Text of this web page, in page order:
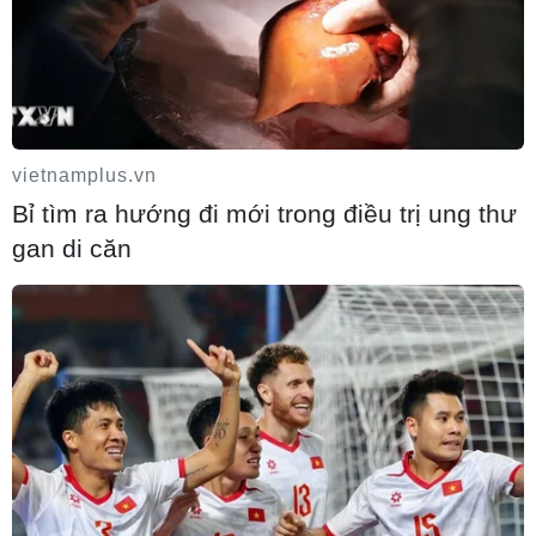
Kayabuki no Sato - ngôi làng cổ mang vẻ
đẹp mộc mạc, nguyên sơ của Kyoto
04/08/2026 10:40
Đánh thức tiềm năng du lịch cộng đồng từ
cánh rừng ngập nước nguyên sơ duy nhất
ở Đắk Lắk
04/08/2026 09:47
Hơn 400 tác phẩm gốm tâm linh được
trưng bày trên đỉnh núi Bà Đen trong
tháng 8
vietnamplus.vn
Bỉ tìm ra hướng đi mới trong điều trị ung thư
gan di căn